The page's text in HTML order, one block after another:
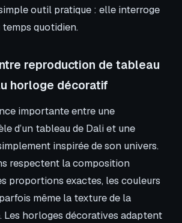
outil pratique : elle interroge
quotidien.
reproduction de tableau
horloge décoratif
importante entre une
d’un tableau de Dali et une
inspirée de son univers.
respectent la composition
proportions exactes, les couleurs
même la texture de la
Les horloges décoratives adaptent